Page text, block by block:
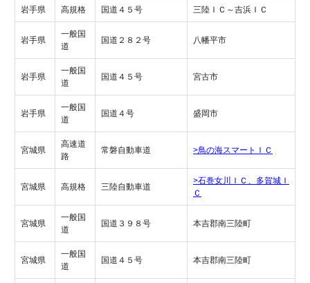
岩手県 高規格 国道４５号 三陸ＩＣ～吉浜ＩＣ
岩手県
一般国
道
国道２８２号 八幡平市
岩手県
一般国
道
国道４５号 宮古市
岩手県
一般国
道
国道４号 盛岡市
宮城県
高速道
路
常磐自動車道 >鳥の海スマートＩＣ
宮城県 高規格 三陸自動車道
>石巻女川ＩＣ、多賀城Ｉ
Ｃ
宮城県
一般国
道
国道３９８号 本吉郡南三陸町
宮城県
一般国
道
国道４５号 本吉郡南三陸町